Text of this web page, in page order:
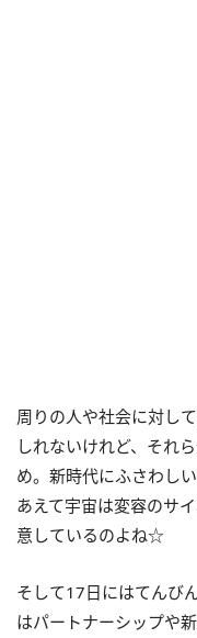
周りの人や社会に対し
しれないけれど、それ
め。新時代にふさわし
あえて宇宙は変容のサ
意しているのよね☆
そして17日にはてんび
はパートナーシップや